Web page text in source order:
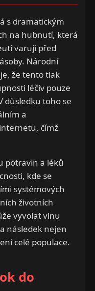
s dramatickým
na hubnutí, která
varují před
Národní
že tento tlak
léčiv pouze
důsledku toho se
a
čímž
potravin a léků
kde se
systémových
životních
vyvolat vlnu
následek nejen
celé populace.
do